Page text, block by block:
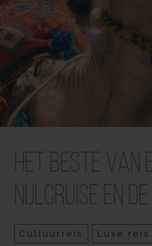
Het beste van
Nijlcruise en de
Cultuurreis Luxe reis